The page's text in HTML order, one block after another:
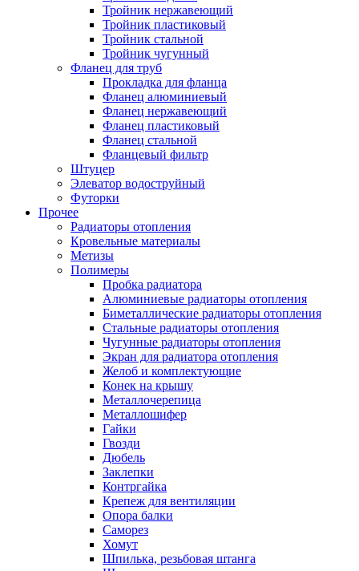
Тройник нержавеющий
Тройник пластиковый
Тройник стальной
Тройник чугунный
Фланец для труб
Прокладка для фланца
Фланец алюминиевый
Фланец нержавеющий
Фланец пластиковый
Фланец стальной
Фланцевый фильтр
Штуцер
Элеватор водоструйный
Футорки
Прочее
Радиаторы отопления
Кровельные материалы
Метизы
Полимеры
Пробка радиатора
Алюминиевые радиаторы отопления
Биметаллические радиаторы отопления
Стальные радиаторы отопления
Чугунные радиаторы отопления
Экран для радиатора отопления
Желоб и комплектующие
Конек на крышу
Металлочерепица
Металлошифер
Гайки
Гвозди
Дюбель
Заклепки
Контргайка
Крепеж для вентиляции
Опора балки
Саморез
Хомут
Шпилька, резьбовая штанга